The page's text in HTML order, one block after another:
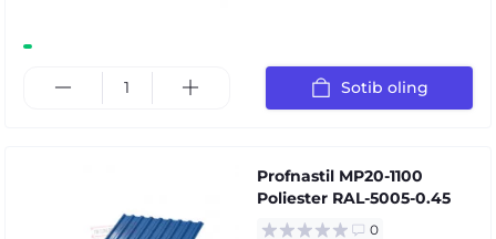
Sotib oling
Profnastil MP20-1100
Poliester RAL-5005-0.45
0